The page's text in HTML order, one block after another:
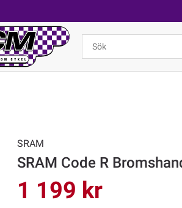
SRAM
SRAM Code R
1 199 kr